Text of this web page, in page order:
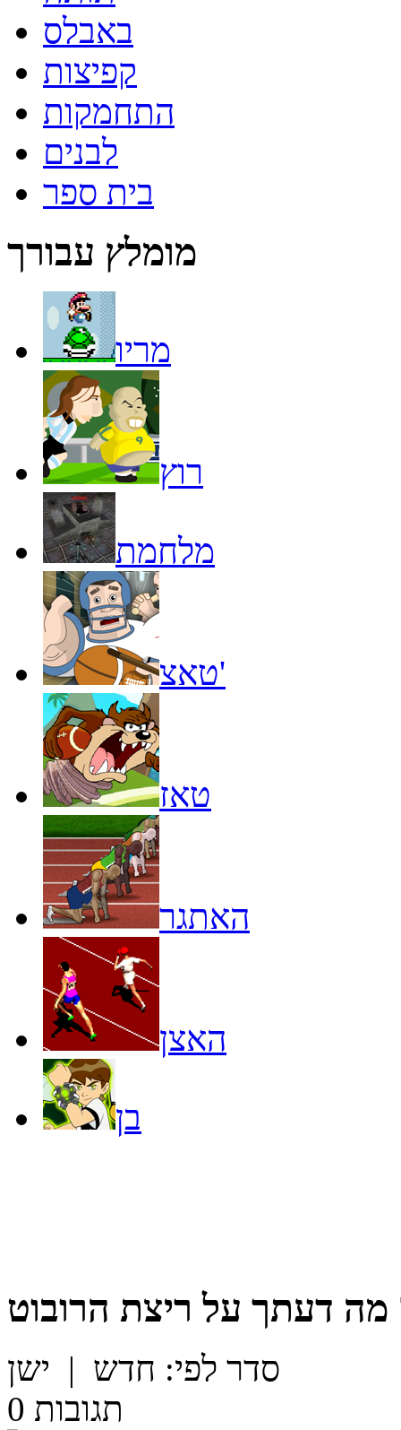
באבלס
קפיצות
התחמקות
לבנים
בית ספר
מומלץ עבורך
מריו
רוץ
מלחמת
טאצ'
טאז
האתגר
האצן
בן
מה דעתך על ריצת הרובוט
סדר לפי: חדש | ישן
0 תגובות